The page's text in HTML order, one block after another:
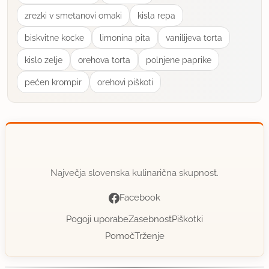
zrezki v smetanovi omaki kisla repa
biskvitne kocke limonina pita vanilijeva torta
kislo zelje orehova torta polnjene paprike
pećen krompir orehovi piškoti
Največja slovenska kulinarična skupnost.
Facebook
Pogoji uporabeZasebnostPiškotki
PomočTrženje